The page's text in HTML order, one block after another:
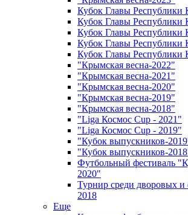
Кубок Главы Республики
Кубок Главы Республики
Кубок Главы Республики
Кубок Главы Республики
Кубок Главы Республики
"Крымская весна-2022"
"Крымская весна-2021"
"Крымская весна-2020"
"Крымская весна-2019"
"Крымская весна-2018"
"Liga Космос Cup - 2021"
"Liga Космос Cup - 2019"
"Кубок выпускников-
"Кубок выпускников-
Футбольный фестиваль
2020"
Турнир среди дворовых и
2018
Еще